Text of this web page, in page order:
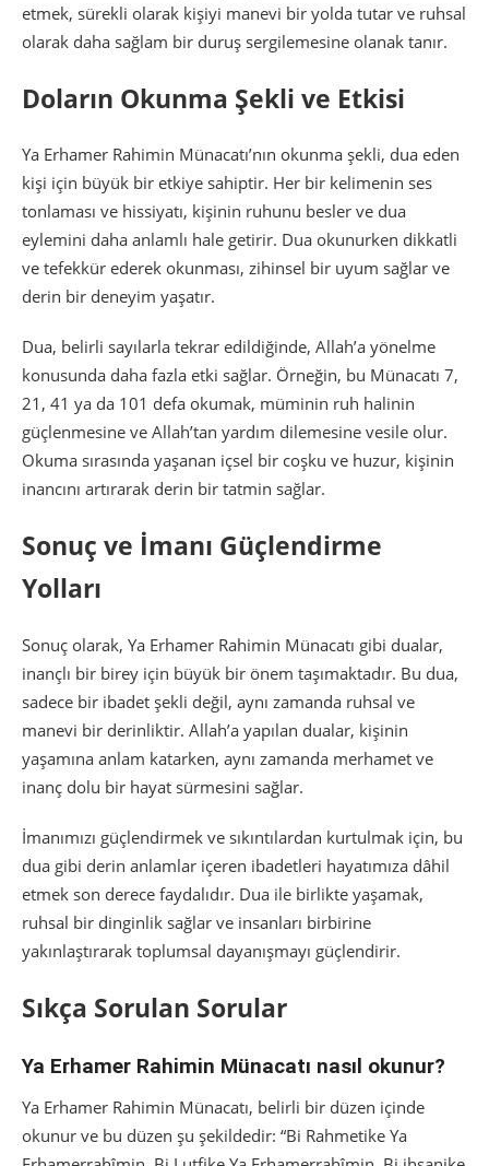
etmek, sürekli olarak kişiyi manevi bir yolda tutar ve ruhsal
olarak daha sağlam bir duruş sergilemesine olanak tanır.
Doların Okunma Şekli ve Etkisi
Ya Erhamer Rahimin Münacatı’nın okunma şekli, dua eden
kişi için büyük bir etkiye sahiptir. Her bir kelimenin ses
tonlaması ve hissiyatı, kişinin ruhunu besler ve dua
eylemini daha anlamlı hale getirir. Dua okunurken dikkatli
ve tefekkür ederek okunması, zihinsel bir uyum sağlar ve
derin bir deneyim yaşatır.
Dua, belirli sayılarla tekrar edildiğinde, Allah’a yönelme
konusunda daha fazla etki sağlar. Örneğin, bu Münacatı 7,
21, 41 ya da 101 defa okumak, müminin ruh halinin
güçlenmesine ve Allah’tan yardım dilemesine vesile olur.
Okuma sırasında yaşanan içsel bir coşku ve huzur, kişinin
inancını artırarak derin bir tatmin sağlar.
Sonuç ve İmanı Güçlendirme
Yolları
Sonuç olarak, Ya Erhamer Rahimin Münacatı gibi dualar,
inançlı bir birey için büyük bir önem taşımaktadır. Bu dua,
sadece bir ibadet şekli değil, aynı zamanda ruhsal ve
manevi bir derinliktir. Allah’a yapılan dualar, kişinin
yaşamına anlam katarken, aynı zamanda merhamet ve
inanç dolu bir hayat sürmesini sağlar.
İmanımızı güçlendirmek ve sıkıntılardan kurtulmak için, bu
dua gibi derin anlamlar içeren ibadetleri hayatımıza dâhil
etmek son derece faydalıdır. Dua ile birlikte yaşamak,
ruhsal bir dinginlik sağlar ve insanları birbirine
yakınlaştırarak toplumsal dayanışmayı güçlendirir.
Sıkça Sorulan Sorular
Ya Erhamer Rahimin Münacatı nasıl okunur?
Ya Erhamer Rahimin Münacatı, belirli bir düzen içinde
okunur ve bu düzen şu şekildedir: “Bi Rahmetike Ya